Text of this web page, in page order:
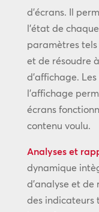
d’écrans. Il
l’état de
paramètres
et de résoudre
d’affichage.
l’affichage
écrans
contenu voulu.
Analyses et
dynamique
d’analyse et
des indicateurs